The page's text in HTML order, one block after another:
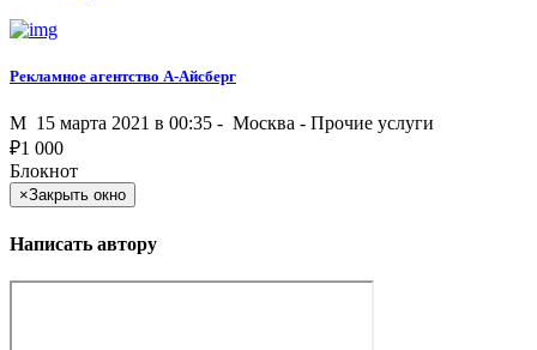
Рекламное агентство А-Айсберг
M 15 марта 2021 в 00:35 - Москва - Прочие услуги
₽1 000
Блокнот
×Закрыть окно
Написать автору